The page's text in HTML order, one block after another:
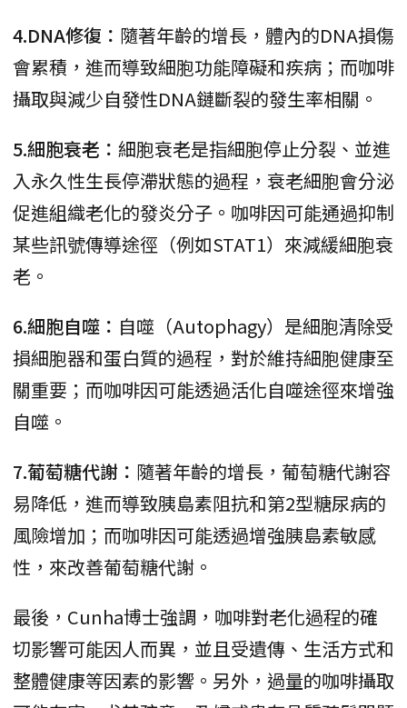
4.DNA修復： 隨著年齡的增長，體內的DNA損傷
會累積，進而導致細胞功能障礙和疾病；而咖啡
攝取與減少自發性DNA鏈斷裂的發生率相關。
5.細胞衰老： 細胞衰老是指細胞停止分裂、並進
入永久性生長停滯狀態的過程，衰老細胞會分泌
促進組織老化的發炎分子。咖啡因可能通過抑制
某些訊號傳導途徑（例如STAT1）來減緩細胞衰
老。
6.細胞自噬： 自噬（Autophagy）是細胞清除受
損細胞器和蛋白質的過程，對於維持細胞健康至
關重要；而咖啡因可能透過活化自噬途徑來增強
自噬。
7.葡萄糖代謝： 隨著年齡的增長，葡萄糖代謝容
易降低，進而導致胰島素阻抗和第2型糖尿病的
風險增加；而咖啡因可能透過增強胰島素敏感
性，來改善葡萄糖代謝。
最後，Cunha博士強調，咖啡對老化過程的確
切影響可能因人而異，並且受遺傳、生活方式和
整體健康等因素的影響。另外，過量的咖啡攝取